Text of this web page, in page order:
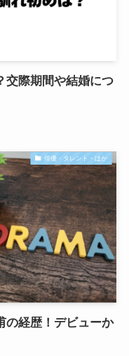
交際期間や結婚につ
俳優・タレント・ほか
の経歴！デビューか